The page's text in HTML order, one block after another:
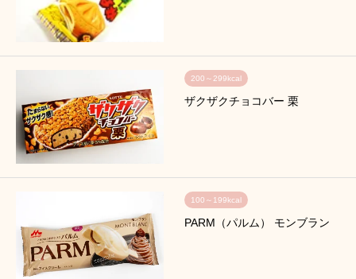
200～299kcal
ザクザクチョコバー 栗
100～199kcal
PARM（パルム） モンブラン